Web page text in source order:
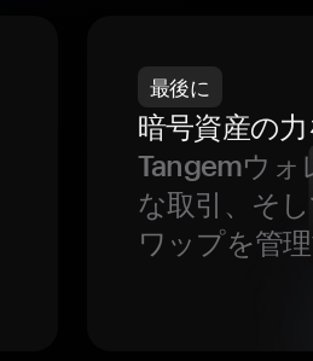
最後に
暗号資産の
Tangemウォ
な取引、そ
ワップを管